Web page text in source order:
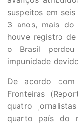
suspeitos em
3 anos, mais do
houve registro
o Brasil
impunidade
De acordo com
Fronteiras
quatro
quarto país do